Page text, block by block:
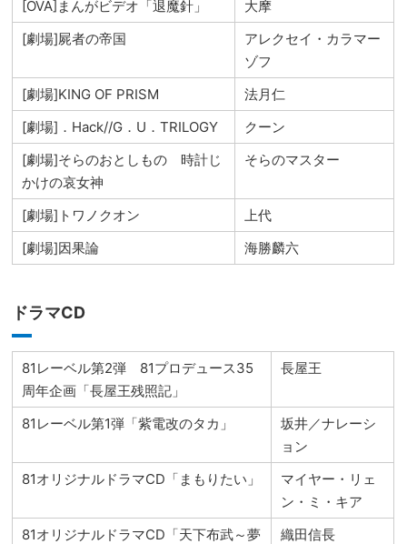
[OVA]まんがビデオ「退魔針」
大摩
[劇場]屍者の帝国
アレクセイ・カラマー
ゾフ
[劇場]KING OF PRISM
法月仁
[劇場]．Hack//G．U．TRILOGY
クーン
[劇場]そらのおとしもの 時計じ
かけの哀女神
そらのマスター
[劇場]トワノクオン
上代
[劇場]因果論
海勝麟六
ドラマCD
81レーベル第2弾 81プロデュース35
周年企画「長屋王残照記」
長屋王
81レーベル第1弾「紫電改のタカ」
坂井／ナレーシ
ョン
81オリジナルドラマCD「まもりたい」
マイヤー・リェ
ン・ミ・キア
81オリジナルドラマCD「天下布武～夢
織田信長